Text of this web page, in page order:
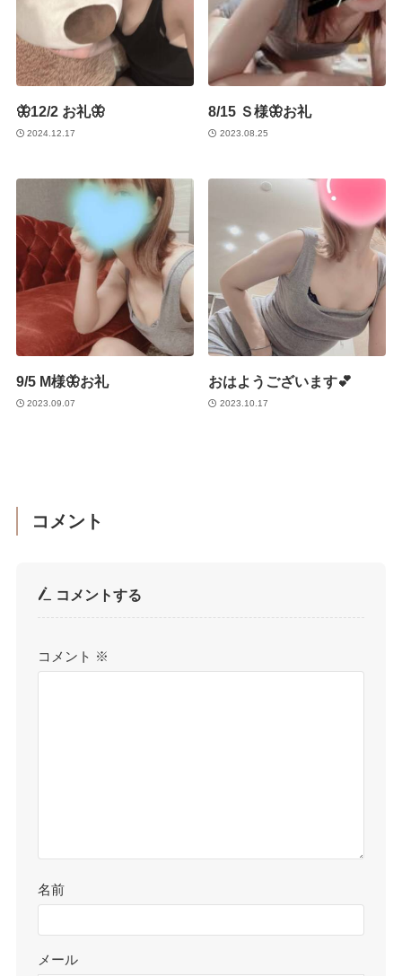
🦋12/2 お礼🦋
2024.12.17
8/15 Ｓ様🦋お礼
2023.08.25
9/5 M様🦋お礼
2023.09.07
おはようございます💕
2023.10.17
コメント
コメントする
コメント ※
名前
メール